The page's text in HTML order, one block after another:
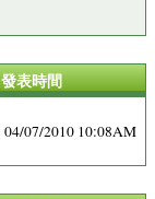
發表時間
04/07/2010 10:08AM